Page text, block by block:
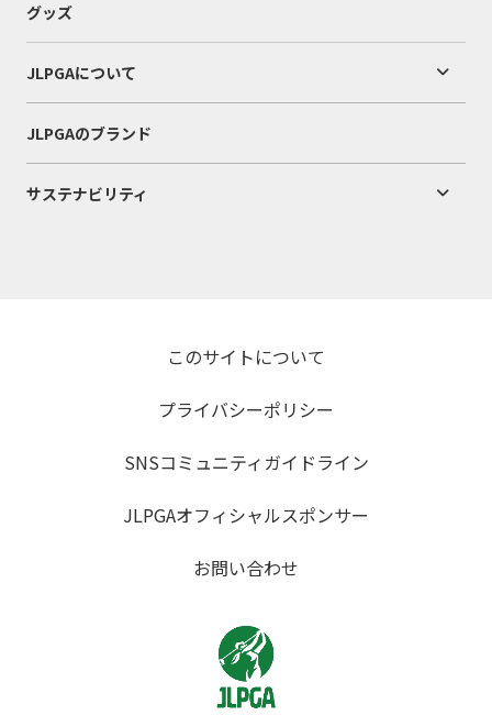
グッズ
JLPGAについて
JLPGAのブランド
サステナビリティ
このサイトについて
プライバシーポリシー
SNSコミュニティガイドライン
JLPGAオフィシャルスポンサー
お問い合わせ